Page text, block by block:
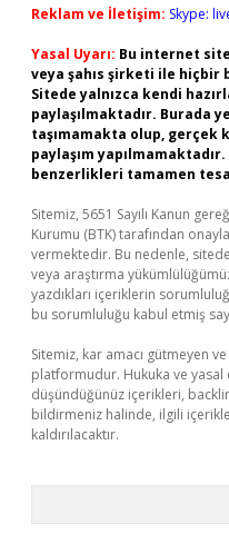
Reklam ve İletişim: Skype:
Yasal Uyarı: Bu internet
veya şahıs şirketi ile hiçbir
Sitede yalnızca kendi
paylaşılmaktadır. Burada
taşımamakta olup, gerçek
paylaşım
benzerlikleri tamamen
Sitemiz, 5651 Sayılı Kanun
Kurumu (BTK) tarafından
vermektedir. Bu nedenle,
veya araştırma
yazdıkları içeriklerin
bu sorumluluğu kabul etmiş
Sitemiz, kar amacı gütmeyen
platformudur. Hukuka ve yasal
düşündüğünüz içerikleri,
bildirmeniz halinde, ilgili
kaldırılacaktır.